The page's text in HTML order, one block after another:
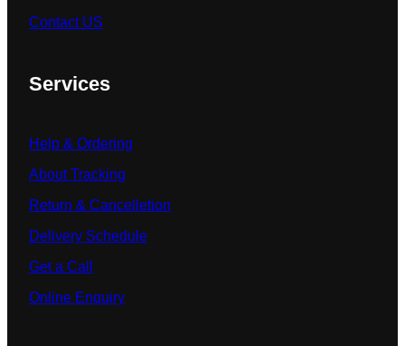
Contact US
Services
Help & Ordering
About Tracking
Return & Cancelletion
Delivery Schedule
Get a Call
Online Enquiry